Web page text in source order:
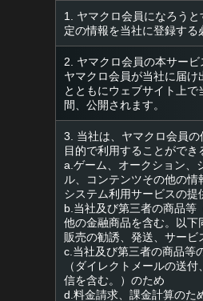
1. ヤマクロ会員になろう
定の情報を当社に登録する
2. ヤマクロ会員の本サービ
ヤマクロ会員が当社に届け
とともにウェブサイト上で
間、公開されます。
3. 当社は、ヤマクロ会員
目的で利用することができ
a.ゲーム、オークション、
ル、コンテンツその他の情
システム利用サービスの提
b.当社及び第三者の商品等
他の金融商品を含む。以下
販売の勧誘、発送、サービ
c.当社及び第三者の商品等
（ダイレクトメールの送
信を含む。）のため
d.料金請求、課金計算のた